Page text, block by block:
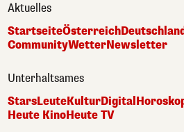
Aktuelles
StartseiteÖsterreichDeutschland
CommunityWetterNewsletter
Unterhaltsames
StarsLeuteKulturDigital
Heute KinoHeute TV